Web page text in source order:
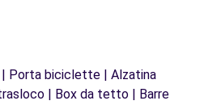
Porta biciclette | Alzatina
| Box da tetto | Barre